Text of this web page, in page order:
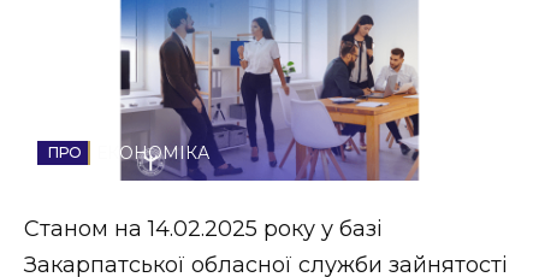
Соціум
Стиль життя
Втрачений Ужгород (відеоверсія)
ЕКОНОМІКА
Станом на 14.02.2025 року у базі
Закарпатської обласної служби зайнятості